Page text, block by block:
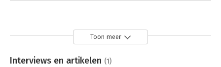
Toon meer
Interviews en artikelen (1)